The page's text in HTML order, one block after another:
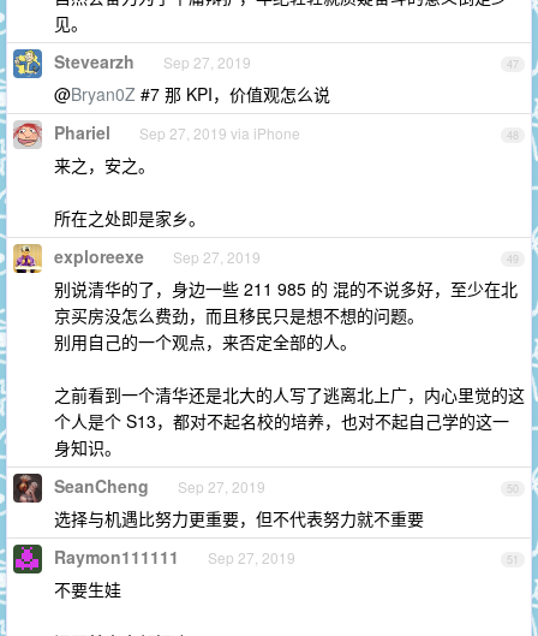
见。
47
Stevearzh Sep 27, 2019
@Bryan0Z #7 那 KPI，价值观怎么说
48
Phariel Sep 27, 2019 via iPhone
来之，安之。
所在之处即是家乡。
49
exploreexe Sep 27, 2019
别说清华的了，身边一些 211 985 的 混的不说多好，至少在北
京买房没怎么费劲，而且移民只是想不想的问题。
别用自己的一个观点，来否定全部的人。
之前看到一个清华还是北大的人写了逃离北上广，内心里觉的这
个人是个 S13，都对不起名校的培养，也对不起自己学的这一
身知识。
50
SeanCheng Sep 27, 2019
选择与机遇比努力更重要，但不代表努力就不重要
51
Raymon111111 Sep 27, 2019
不要生娃